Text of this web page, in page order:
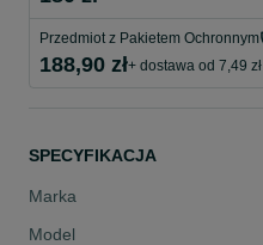
Przedmiot z Pakietem Ochronnym
188,90 zł+ dostawa od 7,49 zł
SPECYFIKACJA
Marka
Model